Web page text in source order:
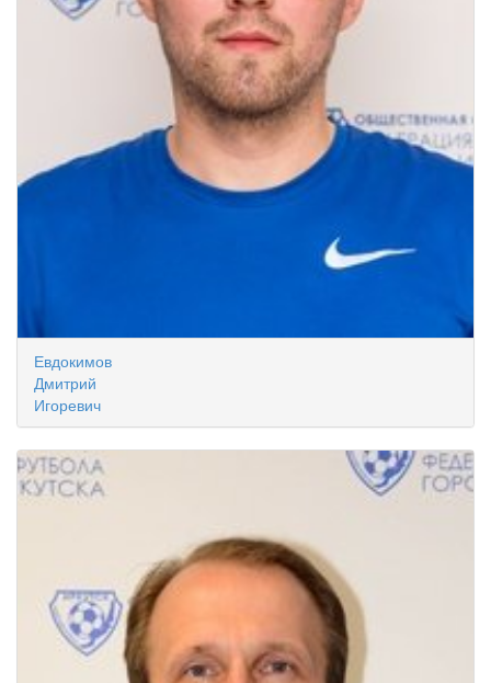
Евдокимов
Дмитрий
Игоревич